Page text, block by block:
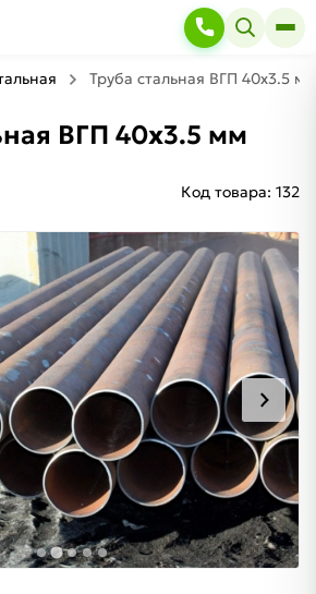
Труба стальная ВГП 40х3.5 мм
ВГП 40х3.5 мм
Код товара: 132